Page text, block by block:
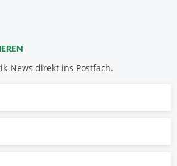
News direkt ins Postfach.